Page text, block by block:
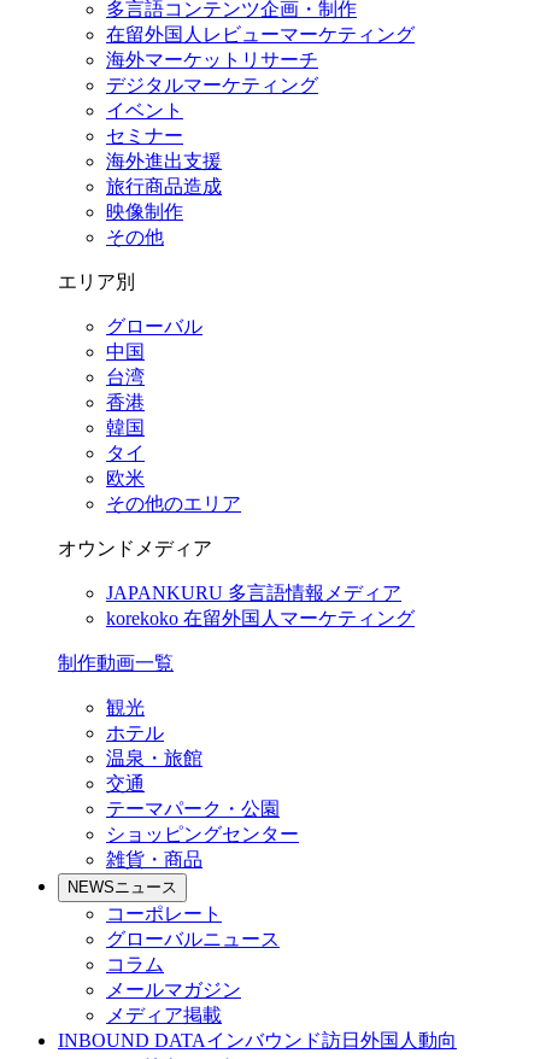
多言語コンテンツ企画・制作
在留外国⼈レビューマーケティング
海外マーケットリサーチ
デジタルマーケティング
イベント
セミナー
海外進出支援
旅行商品造成
映像制作
その他
エリア別
グローバル
中国
台湾
香港
韓国
タイ
欧米
その他のエリア
オウンドメディア
JAPANKURU 多言語情報メディア
korekoko 在留外国人マーケティング
制作動画一覧
観光
ホテル
温泉・旅館
交通
テーマパーク・公園
ショッピングセンター
雑貨・商品
NEWSニュース
コーポレート
グローバルニュース
コラム
メールマガジン
メディア掲載
INBOUND DATAインバウンド訪日外国人動向